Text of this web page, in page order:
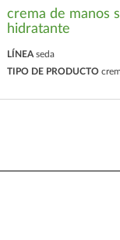
crema de manos
hidratante
LÍNEA seda
TIPO DE PRODUCTO